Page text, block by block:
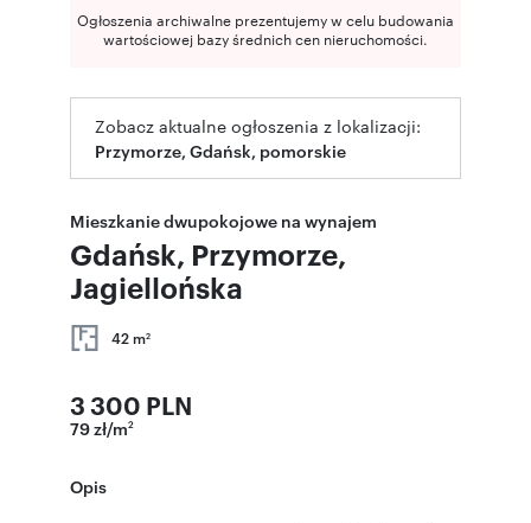
Ogłoszenia archiwalne prezentujemy w celu budowania
wartościowej bazy średnich cen nieruchomości.
Zobacz aktualne ogłoszenia z lokalizacji:
Przymorze, Gdańsk, pomorskie
Mieszkanie dwupokojowe na wynajem
Gdańsk, Przymorze,
Jagiellońska
42 m2
3 300 PLN
79 zł/m2
Opis